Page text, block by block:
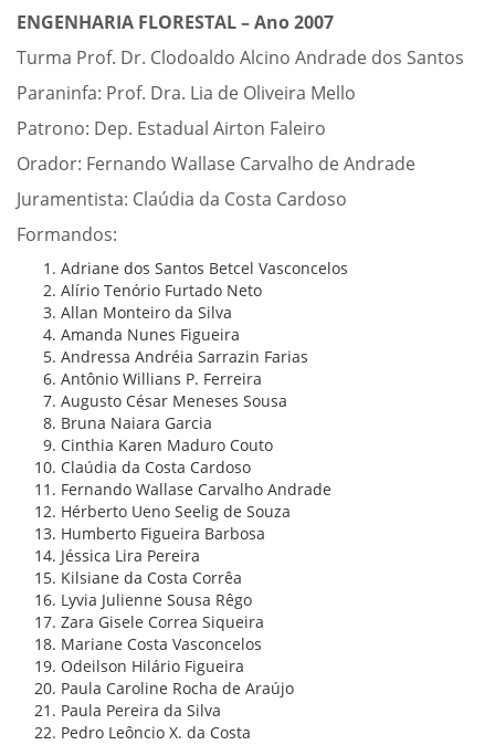
ENGENHARIA FLORESTAL – Ano 2007
Turma Prof. Dr. Clodoaldo Alcino Andrade dos Santos
Paraninfa: Prof. Dra. Lia de Oliveira Mello
Patrono: Dep. Estadual Airton Faleiro
Orador: Fernando Wallase Carvalho de Andrade
Juramentista: Claúdia da Costa Cardoso
Formandos:
Adriane dos Santos Betcel Vasconcelos
Alírio Tenório Furtado Neto
Allan Monteiro da Silva
Amanda Nunes Figueira
Andressa Andréia Sarrazin Farias
Antônio Willians P. Ferreira
Augusto César Meneses Sousa
Bruna Naiara Garcia
Cinthia Karen Maduro Couto
Claúdia da Costa Cardoso
Fernando Wallase Carvalho Andrade
Hérberto Ueno Seelig de Souza
Humberto Figueira Barbosa
Jéssica Lira Pereira
Kilsiane da Costa Corrêa
Lyvia Julienne Sousa Rêgo
Zara Gisele Correa Siqueira
Mariane Costa Vasconcelos
Odeilson Hilário Figueira
Paula Caroline Rocha de Araújo
Paula Pereira da Silva
Pedro Leôncio X. da Costa